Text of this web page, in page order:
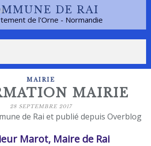
DE RAI
de l'Orne - Normandie
MAIRIE
MAIRIE
28 SEPTEMBRE 2017
de Rai et publié depuis Overblog
Marot, Maire de Rai